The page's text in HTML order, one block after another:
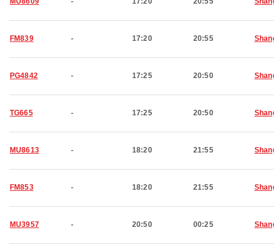
FM839 - 17:20 20:55
PG4842 - 17:25 20:50
TG665 - 17:25 20:50
MU8613 - 18:20 21:55
FM853 - 18:20 21:55
MU3957 - 20:50 00:25